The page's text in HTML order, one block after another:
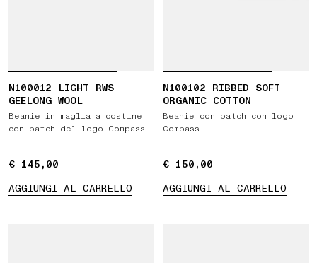
N100012 LIGHT RWS
GEELONG WOOL
Beanie in maglia a costine
con patch del logo Compass
€ 145,00
€ 145,00
AGGIUNGI AL CARRELLO
N100102 RIBBED SOFT
ORGANIC COTTON
Beanie con patch con logo
Compass
€ 150,00
€ 150,00
AGGIUNGI AL CARRELLO